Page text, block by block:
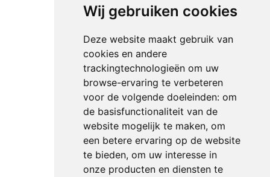
Wij gebruiken cookies
Deze website maakt gebruik van
cookies en andere
trackingtechnologieën om uw
browse-ervaring te verbeteren
voor de volgende doeleinden: om
de basisfunctionaliteit van de
website mogelijk te maken, om
een betere ervaring op de website
te bieden, om uw interesse in
onze producten en diensten te